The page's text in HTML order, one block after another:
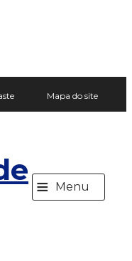
Mapa do site
≡ Menu